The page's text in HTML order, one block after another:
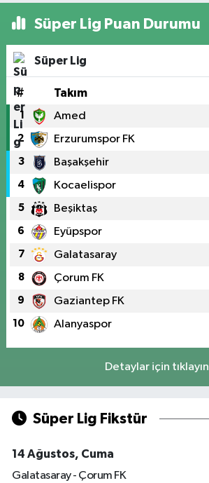
Süper Lig Puan Durumu
Süper Lig
# Takım
1 Amed
2 Erzurumspor FK
3 Başakşehir
4 Kocaelispor
5 Beşiktaş
6 Eyüpspor
7 Galatasaray
8 Çorum FK
9 Gaziantep FK
10 Alanyaspor
Detaylar için tıklayın
Süper Lig Fikstür
14 Ağustos, Cuma
Galatasaray - Çorum FK